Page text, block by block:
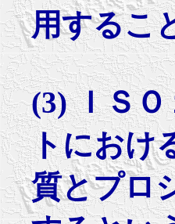
用するこ
(3) ＩＳ
トにおけ
質とプロ